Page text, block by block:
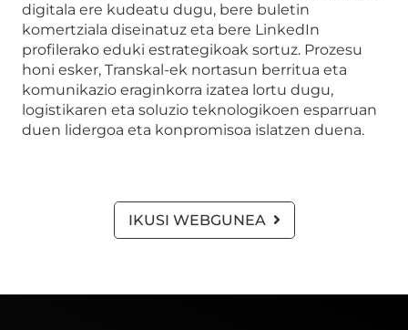
digitala ere kudeatu dugu, bere buletin
komertziala diseinatuz eta bere LinkedIn
profilerako eduki estrategikoak sortuz. Prozesu
honi esker, Transkal-ek nortasun berritua eta
komunikazio eraginkorra izatea lortu dugu,
logistikaren eta soluzio teknologikoen esparruan
duen lidergoa eta konpromisoa islatzen duena.
IKUSI WEBGUNEA